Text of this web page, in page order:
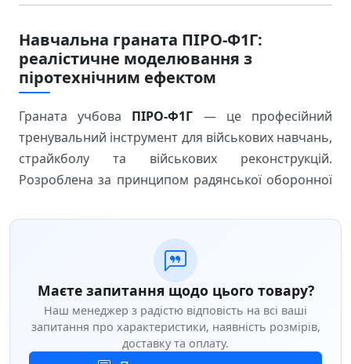
Навчальна граната ПІРО-Ф1Г:
реалістичне моделювання з
піротехнічним ефектом
Граната учбова ПІРО-Ф1Г — це професійний
тренувальний інструмент для військових навчань,
страйкболу та військових реконструкцій.
Розроблена за принципом радянської оборонної
моделювання бойових умов на спеціалізованих
полігонах. Набір включає
готових до використання на тактичних заходах.
Ключові особливості
Активна чека для надійного управління та
Маєте запитання щодо цього товару?
Наш менеджер з радістю відповість на всі ваші
запитання про характеристики, наявність розмірів,
доставку та оплату.